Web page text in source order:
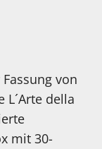
von
L´Arte della
mit 30-